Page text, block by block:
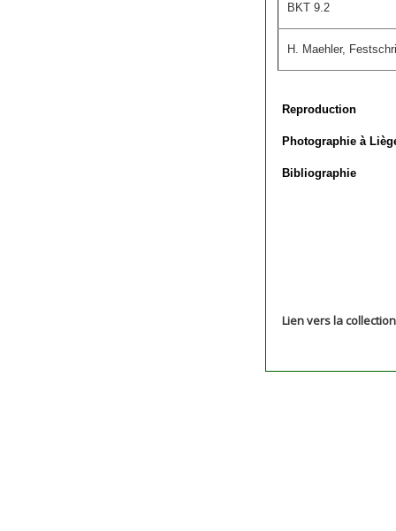
BKT 9.2
H. Maehler,
Reproduction
Photographie à
Bibliographie
Lien vers la